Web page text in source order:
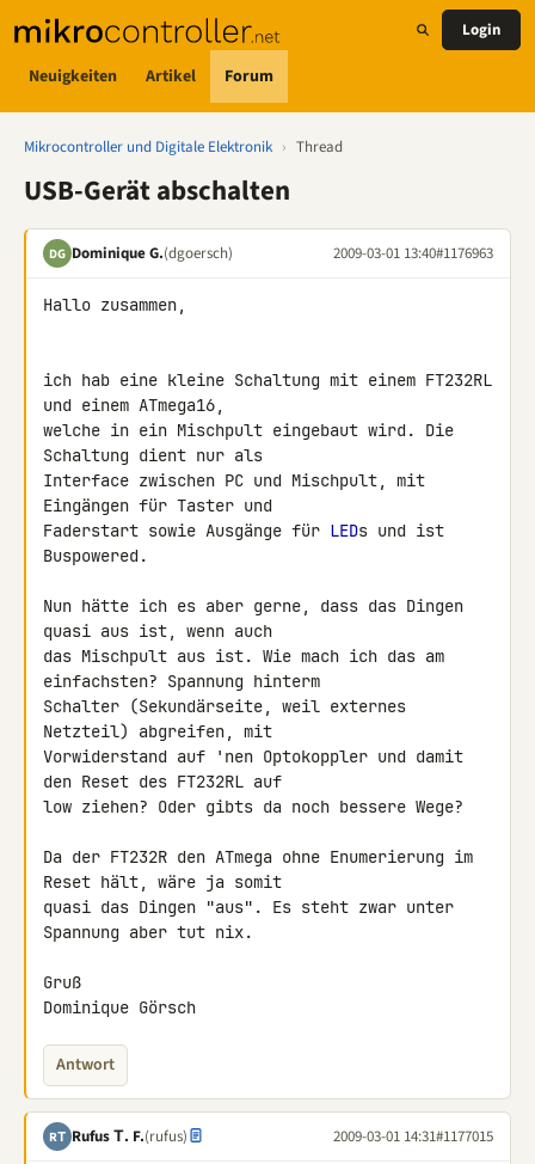
Neuigkeiten Artikel Forum
Login
Mikrocontroller und Digitale Elektronik › Thread
USB-Gerät abschalten
DG Dominique G.(dgoersch) 2009-03-01 13:40#1176963
Hallo zusammen,
ich hab eine kleine Schaltung mit einem FT232RL
und einem ATmega16,
welche in ein Mischpult eingebaut wird. Die
Schaltung dient nur als
Interface zwischen PC und Mischpult, mit
Eingängen für Taster und
Faderstart sowie Ausgänge für LEDs und ist
Buspowered.
Nun hätte ich es aber gerne, dass das Dingen
quasi aus ist, wenn auch
das Mischpult aus ist. Wie mach ich das am
einfachsten? Spannung hinterm
Schalter (Sekundärseite, weil externes
Netzteil) abgreifen, mit
Vorwiderstand auf 'nen Optokoppler und damit
den Reset des FT232RL auf
low ziehen? Oder gibts da noch bessere Wege?
Da der FT232R den ATmega ohne Enumerierung im
Reset hält, wäre ja somit
quasi das Dingen "aus". Es steht zwar unter
Spannung aber tut nix.
Gruß
Dominique Görsch
Antwort
RΤ Rufus Τ. F.(rufus) 2009-03-01 14:31#1177015